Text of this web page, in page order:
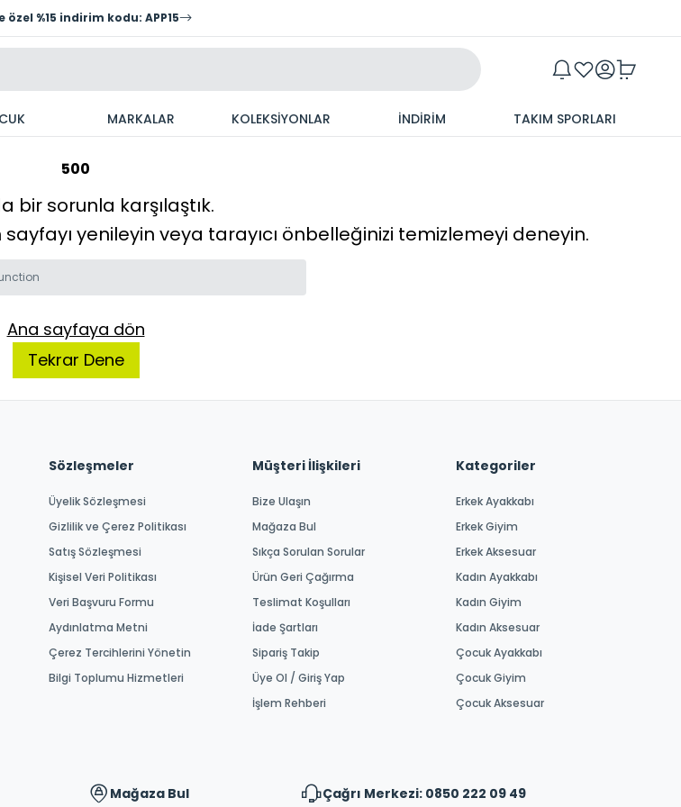
özel %15 indirim kodu: APP15
MARKALAR KOLEKSİYONLAR İNDİRİM TAKIM SPORLARI
500
bir sorunla karşılaştık.
yenileyin veya tarayıcı önbelleğinizi temizlemeyi deneyin.
Ana sayfaya dön
Tekrar Dene
Sözleşmeler
Üyelik Sözleşmesi
Gizlilik ve Çerez Politikası
Satış Sözleşmesi
Kişisel Veri Politikası
Veri Başvuru Formu
Aydınlatma Metni
Çerez Tercihlerini Yönetin
Bilgi Toplumu Hizmetleri
Müşteri İlişkileri
Bize Ulaşın
Mağaza Bul
Sıkça Sorulan Sorular
Ürün Geri Çağırma
Teslimat Koşulları
İade Şartları
Sipariş Takip
Üye Ol / Giriş Yap
İşlem Rehberi
Kategoriler
Erkek Ayakkabı
Erkek Giyim
Erkek Aksesuar
Kadın Ayakkabı
Kadın Giyim
Kadın Aksesuar
Çocuk Ayakkabı
Çocuk Giyim
Çocuk Aksesuar
Mağaza Bul Çağrı Merkezi: 0850 222 09 49